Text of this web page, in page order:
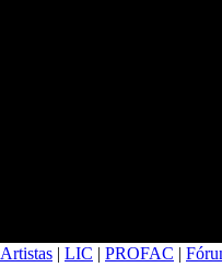
| LIC | PROFAC |